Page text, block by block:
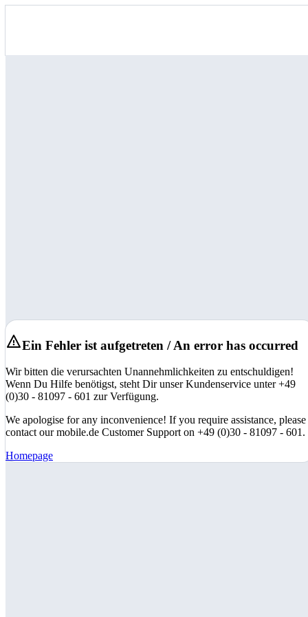
Ein Fehler ist aufgetreten / An error has occurred
Wir bitten die verursachten Unannehmlichkeiten zu entschuldigen!
Wenn Du Hilfe benötigst, steht Dir unser Kundenservice unter +49
(0)30 - 81097 - 601 zur Verfügung.
We apologise for any inconvenience! If you require assistance, please
contact our mobile.de Customer Support on +49 (0)30 - 81097 - 601.
Homepage